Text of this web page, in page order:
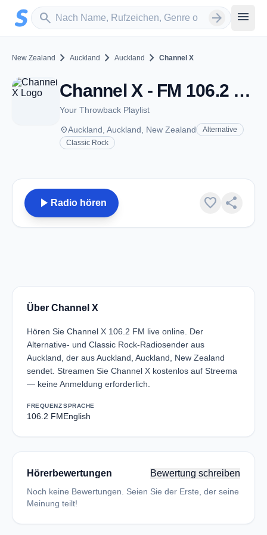
Zum Hauptinhalt springen
search
Sender suchen arrow_forward menu
New Zealand chevron_right Auckland chevron_right Auckland chevron_right Channel X
Channel X - FM 106.2 - Auckland
Your Throwback Playlist
placeAuckland, Auckland, New Zealand
Alternative
Classic Rock
play_arrow Radio hören favorite share
Über Channel X
Hören Sie Channel X 106.2 FM live online. Der
Alternative- und Classic Rock-Radiosender aus
Auckland, der aus Auckland, Auckland, New Zealand
sendet. Streamen Sie Channel X kostenlos auf Streema
— keine Anmeldung erforderlich.
FREQUENZ
106.2 FM
SPRACHE
English
Hörerbewertungen Bewertung schreiben
Noch keine Bewertungen. Seien Sie der Erste, der seine
Meinung teilt!